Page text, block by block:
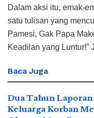
Dalam aksi itu, emak-
satu tulisan yang
Pamesi, Gak Papa
Keadilan yang Luntur!”
Baca Juga
Dua Tahun Laporan
Keluarga Korban